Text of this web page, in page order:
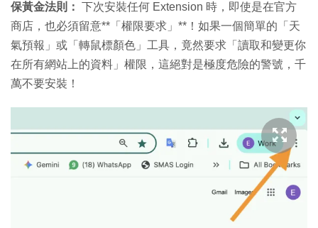
保黃金法則： 下次安裝任何 Extension 時，即使是在官方
商店，也必須留意**「權限要求」**！如果一個簡單的「天
氣預報」或「轉鼠標顏色」工具，竟然要求「讀取和變更你
在所有網站上的資料」權限，這絕對是極度危險的警號，千
萬不要安裝！